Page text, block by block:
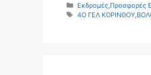
Κατηγορίες
Εκδρομές,Προσφορές
Ετικέτες
4Ο ΓΕΛ ΚΟΡΙΝΘΟΥ,